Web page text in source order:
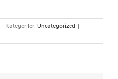
| Kategoriler: Uncategorized |
Büyük